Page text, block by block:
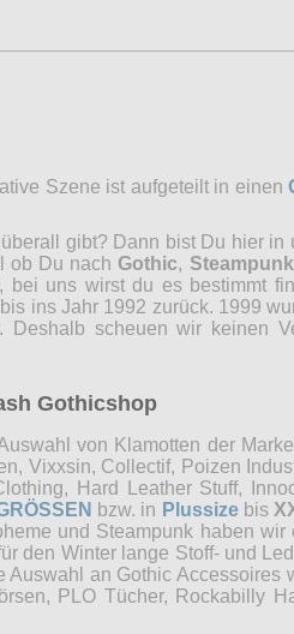
Szene ist aufgeteilt in einen
gibt? Dann bist Du hier
ob Du nach Gothic, Steampunk
bei uns wirst du es bestimmt
ins Jahr 1992 zurück. 1999
Deshalb scheuen wir keinen
Gothicshop
von Klamotten der
Vixxsin, Collectif, Poizen
Hard Leather Stuff,
bzw. in Plussizebis
und Steampunk haben
den Winter lange Stoff- und
Auswahl an Gothic Accessoires
PLO Tücher, Rockabilly